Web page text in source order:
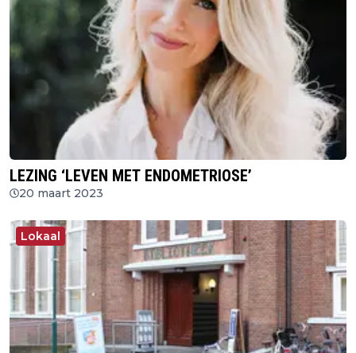
LEZING ‘LEVEN MET ENDOMETRIOSE’
20 maart 2023
Lokaal